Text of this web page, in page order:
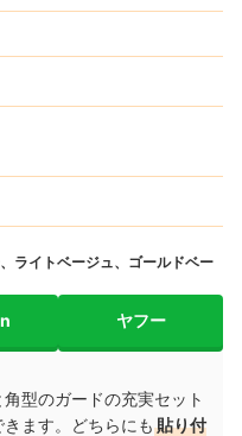
ライトベージュ、ゴールドベー
ヤフー
型のガードの充実セット
ます。どちらにも 貼り付